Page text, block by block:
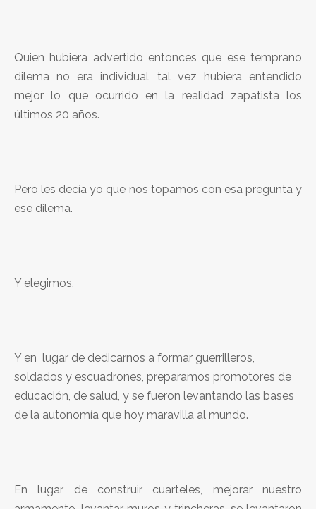
Quien hubiera advertido entonces que ese temprano
dilema no era individual, tal vez hubiera entendido
mejor lo que ocurrido en la realidad zapatista los
últimos 20 años.
Pero les decía yo que nos topamos con esa pregunta y
ese dilema.
Y elegimos.
Y en lugar de dedicarnos a formar guerrilleros,
soldados y escuadrones, preparamos promotores de
educación, de salud, y se fueron levantando las bases
de la autonomía que hoy maravilla al mundo.
En lugar de construir cuarteles, mejorar nuestro